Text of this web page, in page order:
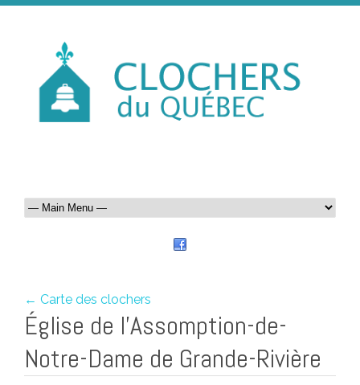
← Carte des clochers
Église de l’Assomption-de-
Notre-Dame de Grande-Rivière